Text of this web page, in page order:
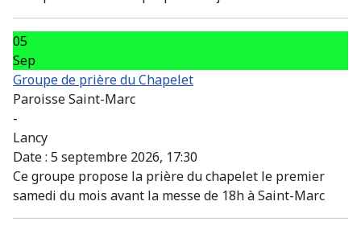
05
Sep
Groupe de prière du Chapelet
Paroisse Saint-Marc
-
Lancy
Date : 5 septembre 2026, 17:30
Ce groupe propose la prière du chapelet le premier
samedi du mois avant la messe de 18h à Saint-Marc